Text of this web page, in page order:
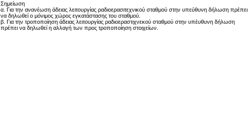
Σημείωση
α. Για την ανανέωση άδειας λειτουργίας ραδιοερασιτεχνικού σταθμού στην υπεύθυνη δήλωση πρέπει
να δηλωθεί ο μόνιμος χώρος εγκατάστασης του σταθμού.
β. Για την τροποποίηση άδειας λειτουργίας ραδιοεραστιχνεκού σταθμού στην υπέυθυνη δήλωση
πρέπει να δηλωθεί η αλλαγή των προς τροποποίηση στοιχείων.